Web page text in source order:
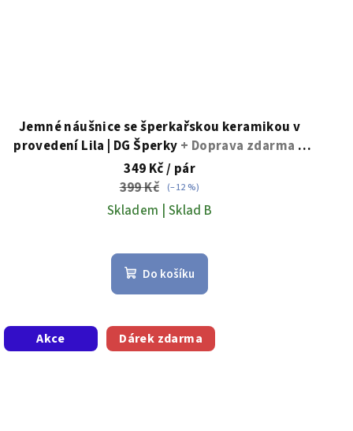
Jemné náušnice se šperkařskou keramikou v
provedení Lila | DG Šperky + Doprava zdarma +
Dárkové balení zdarma
349 Kč/ pár
399 Kč (–12 %)
Skladem | Sklad B
hodnocení
produktu
je
z
5
Do košíku
Akce Dárek zdarma